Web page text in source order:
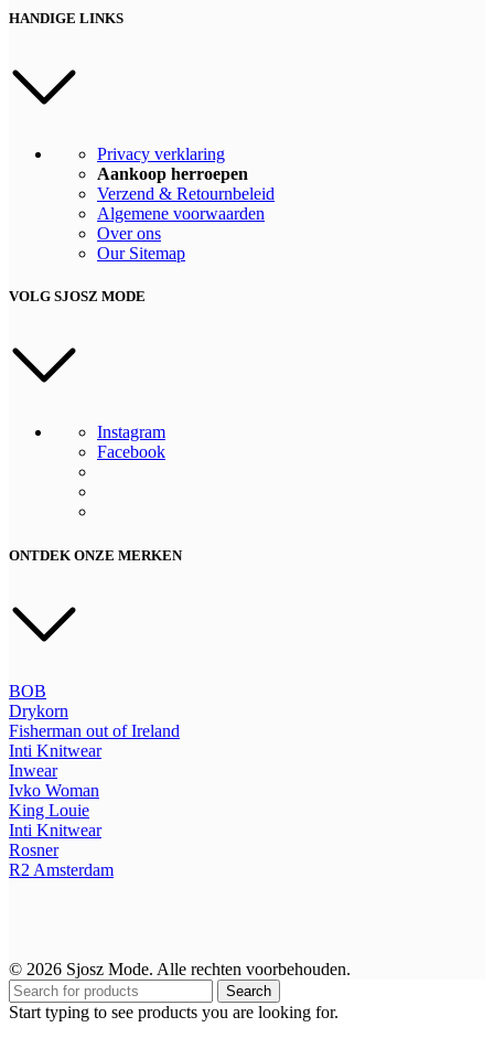
HANDIGE LINKS
Privacy verklaring
Aankoop herroepen
Verzend & Retournbeleid
Algemene voorwaarden
Over ons
Our Sitemap
VOLG SJOSZ MODE
Instagram
Facebook
ONTDEK ONZE MERKEN
BOB
Drykorn
Fisherman out of Ireland
Inti Knitwear
Inwear
Ivko Woman
King Louie
Inti Knitwear
Rosner
R2 Amsterdam
© 2026 Sjosz Mode. Alle rechten voorbehouden.
Search
Start typing to see products you are looking for.